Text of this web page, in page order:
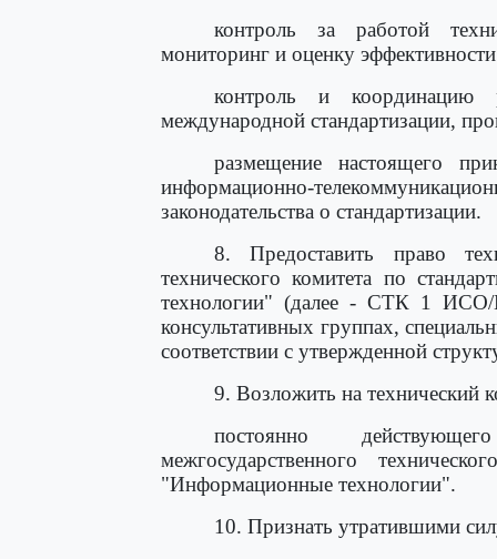
контроль за работой
мониторинг и оценку эффективности
контроль и координацию
международной стандартизации,
размещение настоящего
информационно-
законодательства о стандартизации.
8. Предоставить право
технического комитета по
технологии" (далее - СТК 1 ИСО/
консультативных группах,
соответствии с утвержденной
9. Возложить на технический
постоянно
межгосударственного
"Информационные технологии".
10. Признать утратившими